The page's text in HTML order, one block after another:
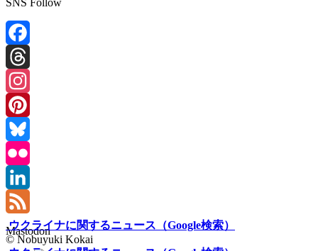
Facebook
Threads
Instagram
Pinterest
Bluesky
Flickr
LinkedIn
Feed
Mastodon
ウクライナに関するニュース（Google検索）
© Nobuyuki Kokai